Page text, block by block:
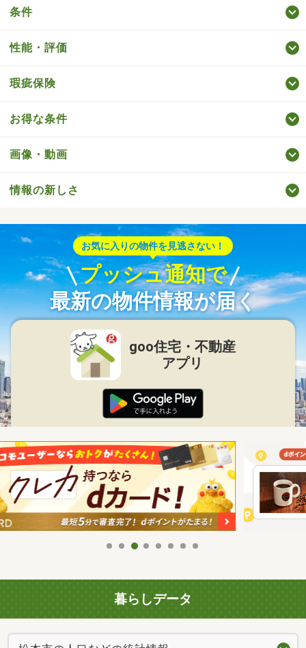
条件
性能・評価
瑕疵保険
お得な条件
画像・動画
情報の新しさ
お気に入りの物件を見逃さない！
プッシュ通知で
最新の物件情報が届く
goo住宅・不動産
アプリ
暮らしデータ